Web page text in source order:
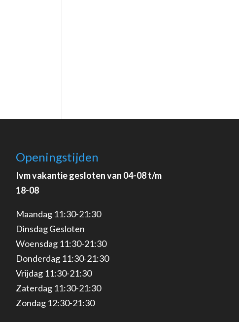
Openingstijden
Ivm vakantie gesloten van 04-08 t/m
18-08
Maandag 11:30-21:30
Dinsdag Gesloten
Woensdag 11:30-21:30
Donderdag 11:30-21:30
Vrijdag 11:30-21:30
Zaterdag 11:30-21:30
Zondag 12:30-21:30